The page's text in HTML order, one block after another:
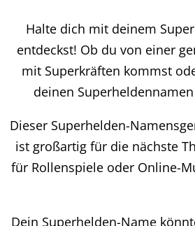
Halte dich mit deinem
entdeckst! Ob du von einer
mit Superkräften kommst
deinen
Dieser Superhelden-
ist großartig für die nächste
für Rollenspiele oder Online-
Dein Superhelden-Name